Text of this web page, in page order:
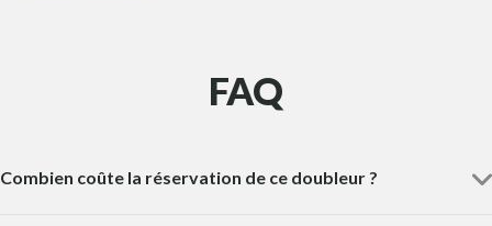
FAQ
Combien coûte la réservation de ce doubleur ?